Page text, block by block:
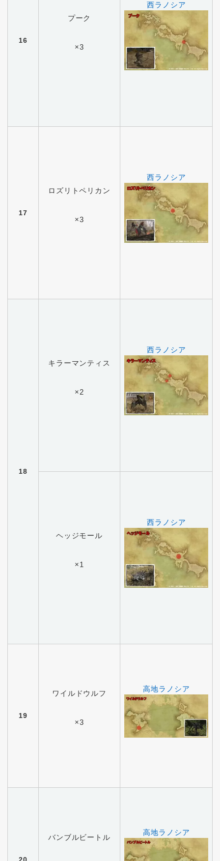
16
プーク
×3
西ラノシア
17
ロズリトペリカン
×3
西ラノシア
18
キラーマンティス
×2
西ラノシア
ヘッジモール
×1
西ラノシア
19
ワイルドウルフ
×3
高地ラノシア
バンブルビートル
高地ラノシア